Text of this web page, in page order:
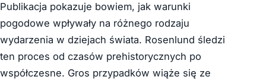
Publikacja pokazuje bowiem, jak warunki
pogodowe wpływały na różnego rodzaju
wydarzenia w dziejach świata. Rosenlund śledzi
ten proces od czasów prehistorycznych po
współczesne. Gros przypadków wiąże się ze